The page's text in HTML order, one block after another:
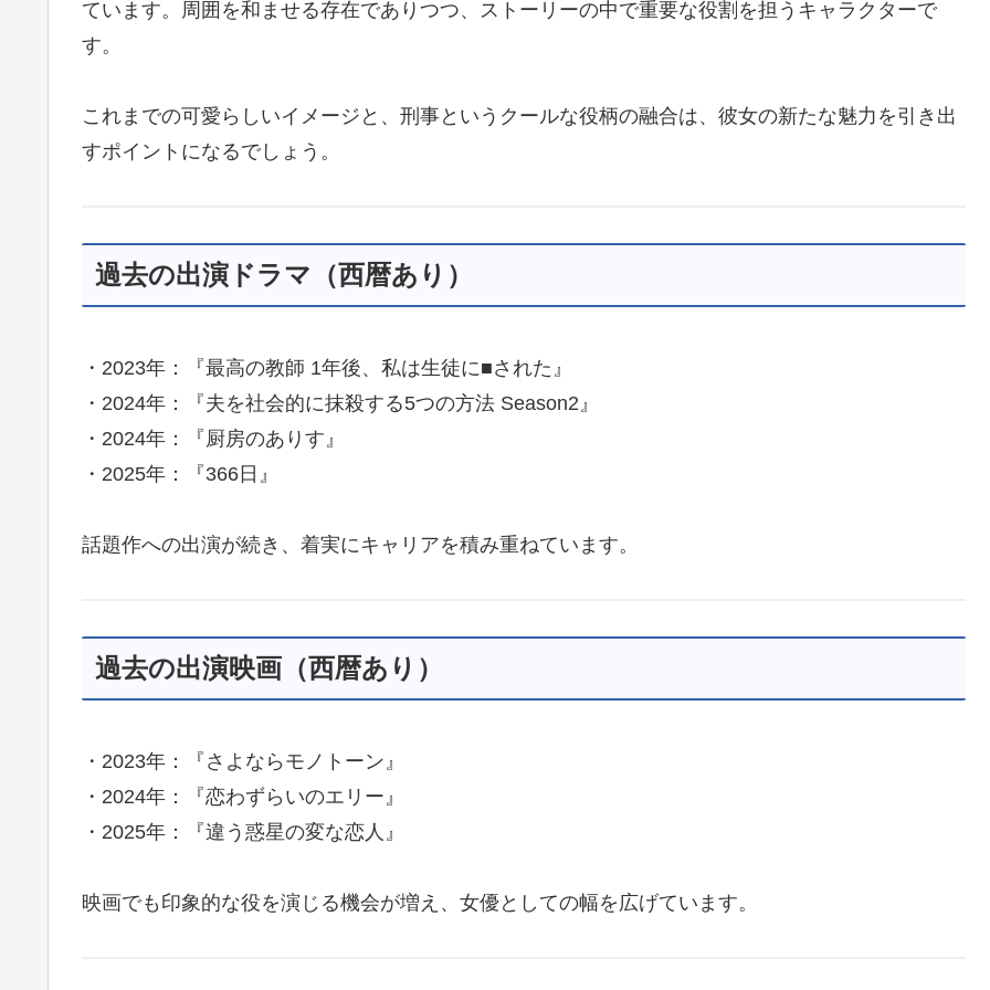
ています。周囲を和ませる存在でありつつ、ストーリーの中で重要な役割を担うキャラクターで
す。
これまでの可愛らしいイメージと、刑事というクールな役柄の融合は、彼女の新たな魅力を引き出
すポイントになるでしょう。
過去の出演ドラマ（西暦あり）
・2023年：『最高の教師 1年後、私は生徒に■された』
・2024年：『夫を社会的に抹殺する5つの方法 Season2』
・2024年：『厨房のありす』
・2025年：『366日』
話題作への出演が続き、着実にキャリアを積み重ねています。
過去の出演映画（西暦あり）
・2023年：『さよならモノトーン』
・2024年：『恋わずらいのエリー』
・2025年：『違う惑星の変な恋人』
映画でも印象的な役を演じる機会が増え、女優としての幅を広げています。